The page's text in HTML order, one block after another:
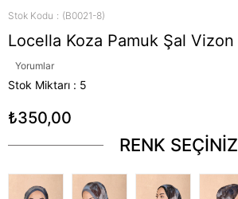
Stok Kodu (B0021-8)
Locella Koza Pamuk Şal Vizon
Yorumlar
Stok Miktarı : 5
₺350,00
RENK SEÇİNİZ